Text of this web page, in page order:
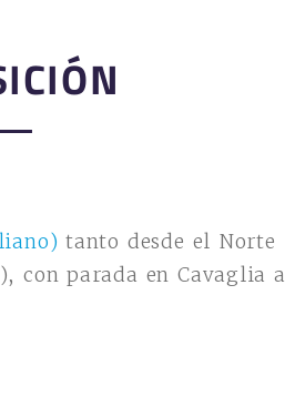
tanto desde el Norte
con parada en Cavaglia a